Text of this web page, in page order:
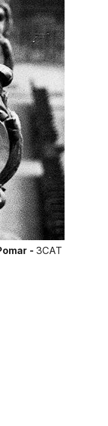
- 3CAT